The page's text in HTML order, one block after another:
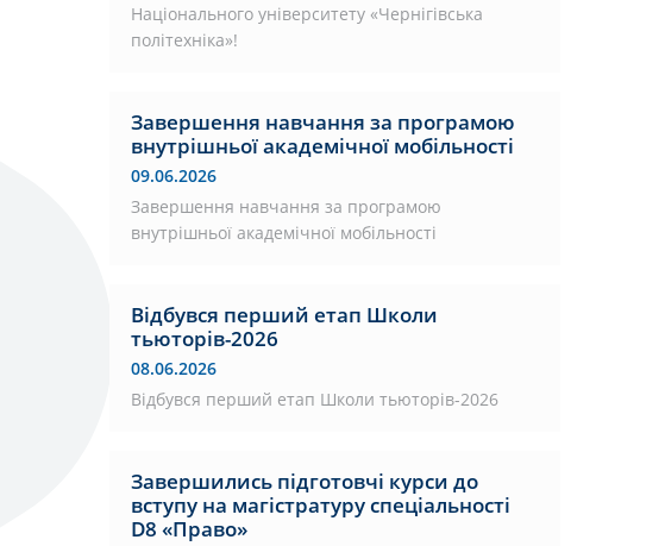
Національного університету «Чернігівська
політехніка»!
Завершення навчання за програмою
внутрішньої академічної мобільності
09.06.2026
Завершення навчання за програмою
внутрішньої академічної мобільності
Відбувся перший етап Школи
тьюторів-2026
08.06.2026
Відбувся перший етап Школи тьюторів-2026
Завершились підготовчі курси до
вступу на магістратуру спеціальності
D8 «Право»